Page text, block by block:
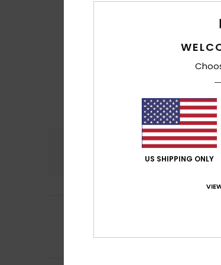
Comfort
US SHIPPING ONLY